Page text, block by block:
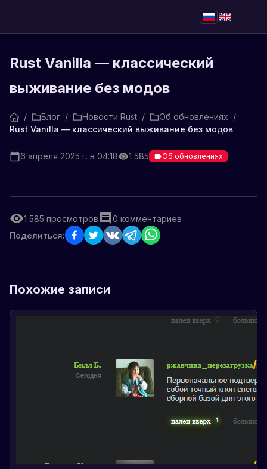
Rust Vanilla — классический
выживание без модов
/ Блог / Новости Rust / Об обновлениях /
Rust Vanilla — классический выживание без модов
6 апреля 2025 г. в 04:18 1 585 Об обновлениях
1 585 просмотров 0 комментариев
Поделиться:
Похожие записи